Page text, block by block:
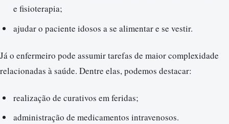
e fisioterapia;
ajudar o paciente idosos a se alimentar e se vestir.
Já o enfermeiro pode assumir tarefas de maior complexidade
relacionadas à saúde. Dentre elas, podemos destacar:
realização de curativos em feridas;
administração de medicamentos intravenosos.